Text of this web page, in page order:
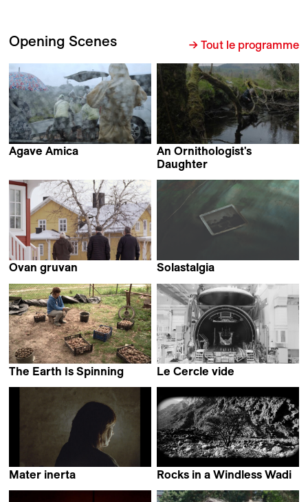
Opening Scenes → Tout le programme
Agave Amica
An Ornithologist's
Daughter
Ovan gruvan
Lova Karlsson
Solastalgia
The Earth Is Spinning
Le Cercle vide
Mater inerta
Rocks in a Windless Wadi